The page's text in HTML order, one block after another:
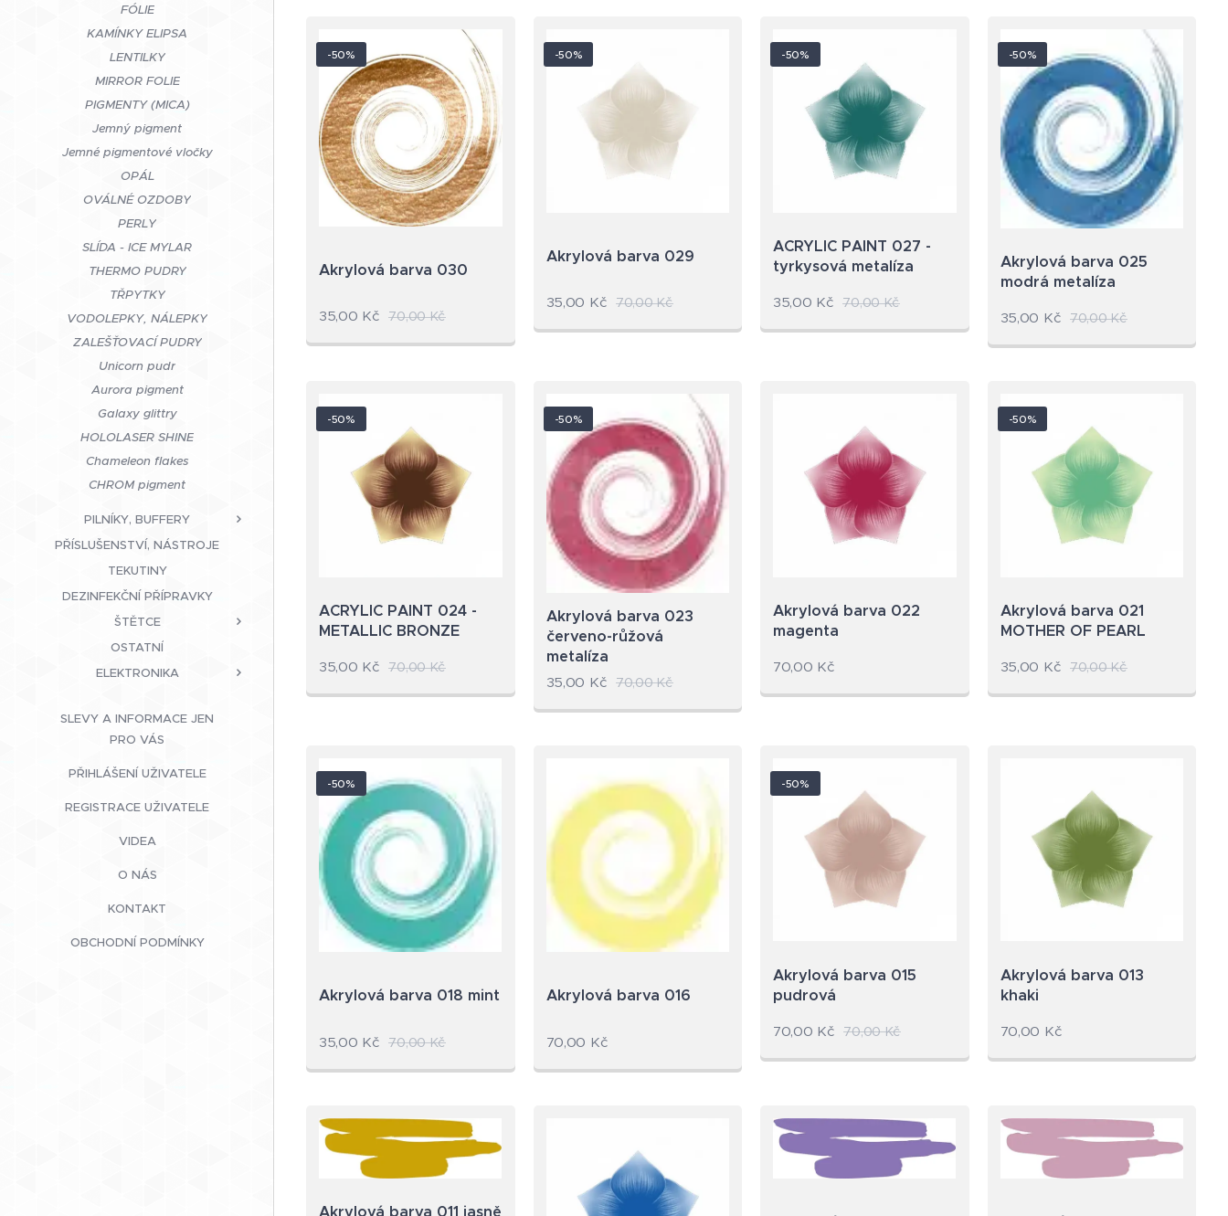
FÓLIE
KAMÍNKY ELIPSA
LENTILKY
MIRROR FOLIE
PIGMENTY (MICA)
Jemný pigment
Jemné pigmentové vločky
OPÁL
OVÁLNÉ OZDOBY
PERLY
SLÍDA - ICE MYLAR
THERMO PUDRY
TŘPYTKY
VODOLEPKY, NÁLEPKY
ZALEŠŤOVACÍ PUDRY
Unicorn pudr
Aurora pigment
Galaxy glittry
HOLOLASER SHINE
Chameleon flakes
CHROM pigment
PILNÍKY, BUFFERY
PŘÍSLUŠENSTVÍ, NÁSTROJE
TEKUTINY
DEZINFEKČNÍ PŘÍPRAVKY
ŠTĚTCE
OSTATNÍ
ELEKTRONIKA
SLEVY A INFORMACE JEN
PRO VÁS
PŘIHLÁŠENÍ UŽIVATELE
REGISTRACE UŽIVATELE
VIDEA
O NÁS
KONTAKT
OBCHODNÍ PODMÍNKY
Akrylová barva 030
-50%
35,00 Kč 70,00Kč
Akrylová barva 029
-50%
35,00 Kč 70,00Kč
ACRYLIC PAINT 027 -
tyrkysová metalíza
-50%
35,00 Kč 70,00Kč
Akrylová barva 025
modrá metalíza
-50%
35,00 Kč 70,00Kč
ACRYLIC PAINT 024 -
METALLIC BRONZE
-50%
35,00 Kč 70,00Kč
Akrylová barva 023
červeno-růžová
metalíza
-50%
35,00 Kč 70,00Kč
Akrylová barva 022
magenta
70,00 Kč
Akrylová barva 021
MOTHER OF PEARL
-50%
35,00 Kč 70,00Kč
Akrylová barva 018 mint
-50%
35,00 Kč 70,00Kč
Akrylová barva 016
70,00 Kč
Akrylová barva 015
pudrová
-50%
70,00 Kč 70,00Kč
Akrylová barva 013
khaki
70,00 Kč
Akrylová barva 011 jasně